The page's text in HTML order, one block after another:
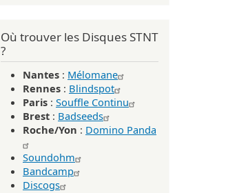
Où trouver les Disques STNT
?
Nantes : Mélomane
Rennes : Blindspot
Paris : Souffle Continu
Brest : Badseeds
Roche/Yon : Domino Panda
Soundohm
Bandcamp
Discogs